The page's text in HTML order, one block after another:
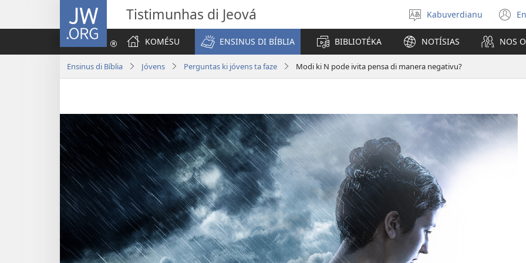
JW.ORG Tistimunhas di Jeová
Skodje
língua
Kabuverdianu
KOMÉSU
ENSINUS DI BÍBLIA BIBLIOTÉKA NOTÍSIAS NOS
Ensinus di Bíblia Jóvens Perguntas ki jóvens ta faze Modi ki N pode ivita pensa di manera negativu?